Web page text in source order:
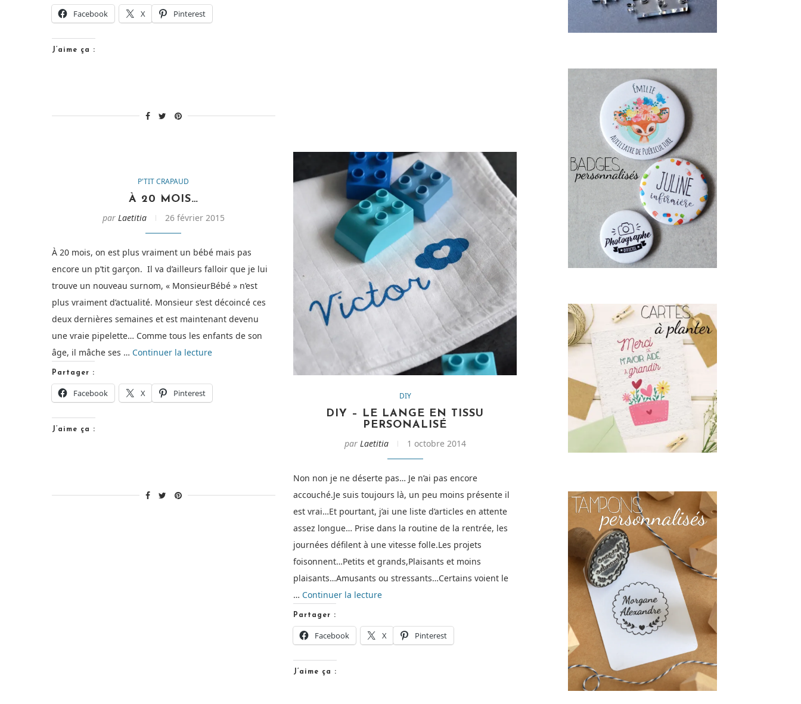
Facebook X Pinterest
J’aime ça :
P'TIT CRAPAUD
À 20 MOIS…
par Laetitia 26 février 2015
À 20 mois, on est plus vraiment un bébé mais pas
encore un p’tit garçon. Il va d’ailleurs falloir que je lui
trouve un nouveau surnom, « MonsieurBébé » n’est
plus vraiment d’actualité. Monsieur s’est décoincé ces
deux dernières semaines et est maintenant devenu
une vraie pipelette… Comme tous les enfants de son
âge, il mâche ses … Continuer la lecturede
20
mois… »
Partager :
Facebook X Pinterest
J’aime ça :
DIY
DIY – LE LANGE EN TISSU
PERSONALISÉ
par Laetitia 1 octobre 2014
Non non je ne déserte pas… Je n’ai pas encore
accouché.Je suis toujours là, un peu moins présente il
est vrai…Et pourtant, j’ai une liste d’articles en attente
assez longue… Prise dans la routine de la rentrée, les
journées défilent à une vitesse folle.Les projets
foisonnent…Petits et grands,Plaisants et moins
plaisants…Amusants ou stressants…Certains voient le
… Continuer la lecturede
–
Le
Partager :
Facebook X Pinterest
J’aime ça :